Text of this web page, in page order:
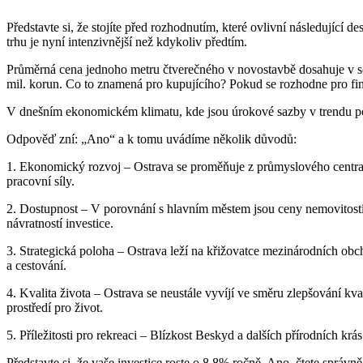
Představte si, že stojíte před rozhodnutím, které ovlivní následující
trhu je nyní intenzivnější než kdykoliv předtím.
Průměrná cena jednoho metru čtverečného v novostavbě dosahuje
mil. korun. Co to znamená pro kupujícího? Pokud se rozhodne pro
V dnešním ekonomickém klimatu, kde jsou úrokové sazby v trendu
Odpověď zní: „Ano“ a k tomu uvádíme několik důvodů:
1. Ekonomický rozvoj – Ostrava se proměňuje z průmyslového
pracovní síly.
2. Dostupnost – V porovnání s hlavním městem jsou ceny
návratností investice.
3. Strategická poloha – Ostrava leží na křižovatce mezinárodních
a cestování.
4. Kvalita života – Ostrava se neustále vyvíjí ve směru zlepšování
prostředí pro život.
5. Příležitosti pro rekreaci – Blízkost Beskyd a dalších přírodních